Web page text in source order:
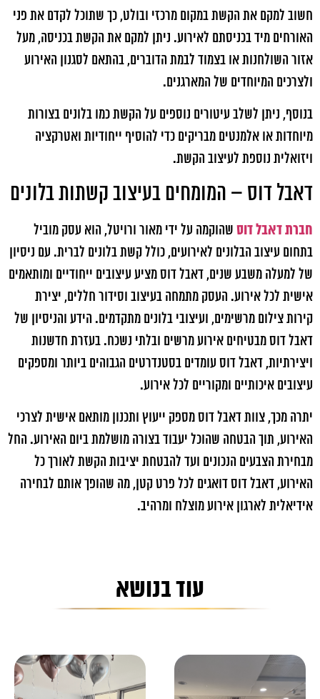
חשוב למקם את הקשת במקום מרכזי ובולט, כך שתוכל לקדם את פני
האורחים מיד בכניסתם לאירוע. ניתן למקם את הקשת בכניסה, מעל
אזור השולחנות או בצמוד לבמת הדוברים, בהתאם לסגנון האירוע
ולצרכים המיוחדים של המארגנים.
בנוסף, ניתן לשלב עיטורים נוספים על הקשת כמו בלונים בצורות
מיוחדות או אלמנטים מבריקים כדי להוסיף ייחודיות ואטרקציה
ויזואלית נוספת לעיצוב הקשת.
דאבל דוס – המומחים בעיצוב קשתות בלונים
חברת דאבל דוס שהוקמה על ידי מאור ורויטל, הוא עסק מוביל
בתחום עיצוב הבלונים לאירועים, כולל קשת בלונים לברית. עם ניסיון
של למעלה משבע שנים, דאבל דוס מציע עיצובים ייחודיים ומותאמים
אישית לכל אירוע. העסק מתמחה בעיצוב וסידור חללים, יצירת
קירות צילום מרשימים, ועיצובי בלונים מתקדמים. הידע והניסיון של
דאבל דוס מבטיחים אירוע מרשים ובלתי נשכח. בעזרת חדשנות
ויצירתיות, דאבל דוס עומדים בסטנדרטים הגבוהים ביותר ומספקים
עיצובים איכותיים ומקוריים לכל אירוע.
יתרה מכך, צוות דאבל דוס מספק ייעוץ ותכנון מותאם אישית לצרכי
האירוע, תוך הבטחה שהוכל יעבוד בצורה מושלמת ביום האירוע. החל
מבחירת הצבעים הנכונים ועד להבטחת יציבות הקשת לאורך כל
האירוע, דאבל דוס דואגים לכל פרט קטן, מה שהופך אותם לבחירה
אידיאלית לארגון אירוע מוצלח ומרהיב.
עוד בנושא